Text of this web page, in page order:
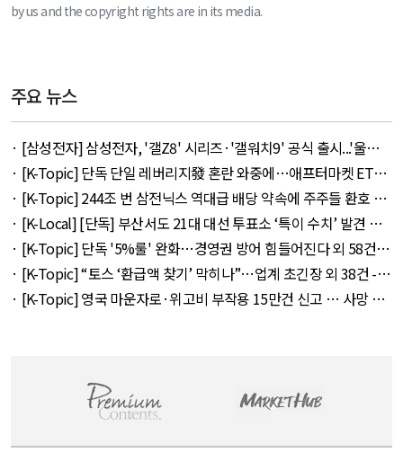
by us and the copyright rights are in its media.
주요 뉴스
· [삼성전자] 삼성전자, '갤Z8' 시리즈·'갤워치9' 공식 출시...'울트
라' 257만 7300원 외 51건 - August 6, 2026
· [K-Topic] 단독 단일 레버리지發 혼란 와중에…애프터마켓 ETF
거래 강행 외 71건 - August 6, 2026
· [K-Topic] 244조 번 삼전닉스 역대급 배당 약속에 주주들 환호 외
21건 - August 6, 2026
· [K-Local] [단독] 부산서도 21대 대선 투표소 ‘특이 수치’ 발견 외
14건 - August 6, 2026
· [K-Topic] 단독 '5%룰' 완화…경영권 방어 힘들어진다 외 58건 -
August 7, 2026
· [K-Topic] “토스 ‘환급액 찾기’ 막히나”…업계 초긴장 외 38건 -
August 6, 2026
· [K-Topic] 영국 마운자로·위고비 부작용 15만건 신고 … 사망 연